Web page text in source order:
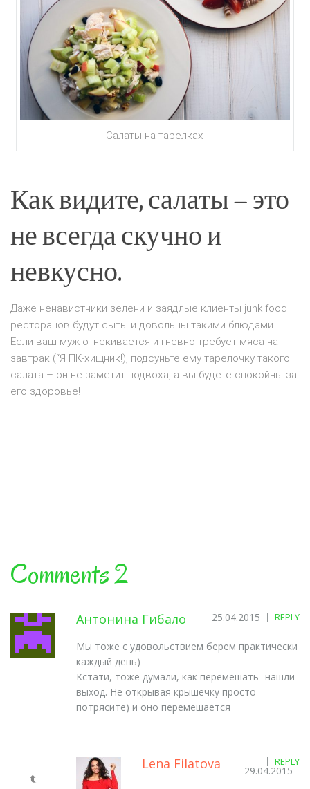
Салаты на тарелках
Как видите, салаты – это
не всегда скучно и
невкусно.
Даже ненавистники зелени и заядлые клиенты junk food –
ресторанов будут сыты и довольны такими блюдами.
Если ваш муж отнекивается и гневно требует мяса на
завтрак (“Я ПК-хищник!), подсуньте ему тарелочку такого
салата – он не заметит подвоха, а вы будете спокойны за
его здоровье!
Comments 2
Антонина Гибало REPLY
25.04.2015
Мы тоже с удовольствием берем практически
каждый день)
Кстати, тоже думали, как перемешать- нашли
выход. Не открывая крышечку просто
потрясите) и оно перемешается
Lena Filatova REPLY
29.04.2015